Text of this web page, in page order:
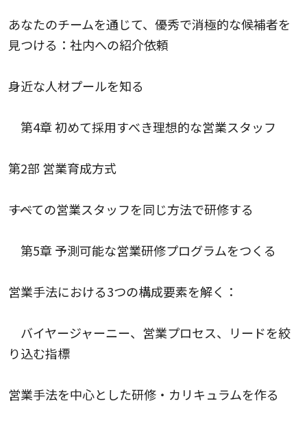
あなたのチームを通じて、優秀で消極的な候補者を
見つける：社内への紹介依頼
身近な人材プールを知る
第4章 初めて採用すべき理想的な営業スタッフ
第2部 営業育成方式
――すべての営業スタッフを同じ方法で研修する
第5章 予測可能な営業研修プログラムをつくる
営業手法における3つの構成要素を解く：
バイヤージャーニー、営業プロセス、リードを絞
り込む指標
営業手法を中心とした研修・カリキュラムを作る